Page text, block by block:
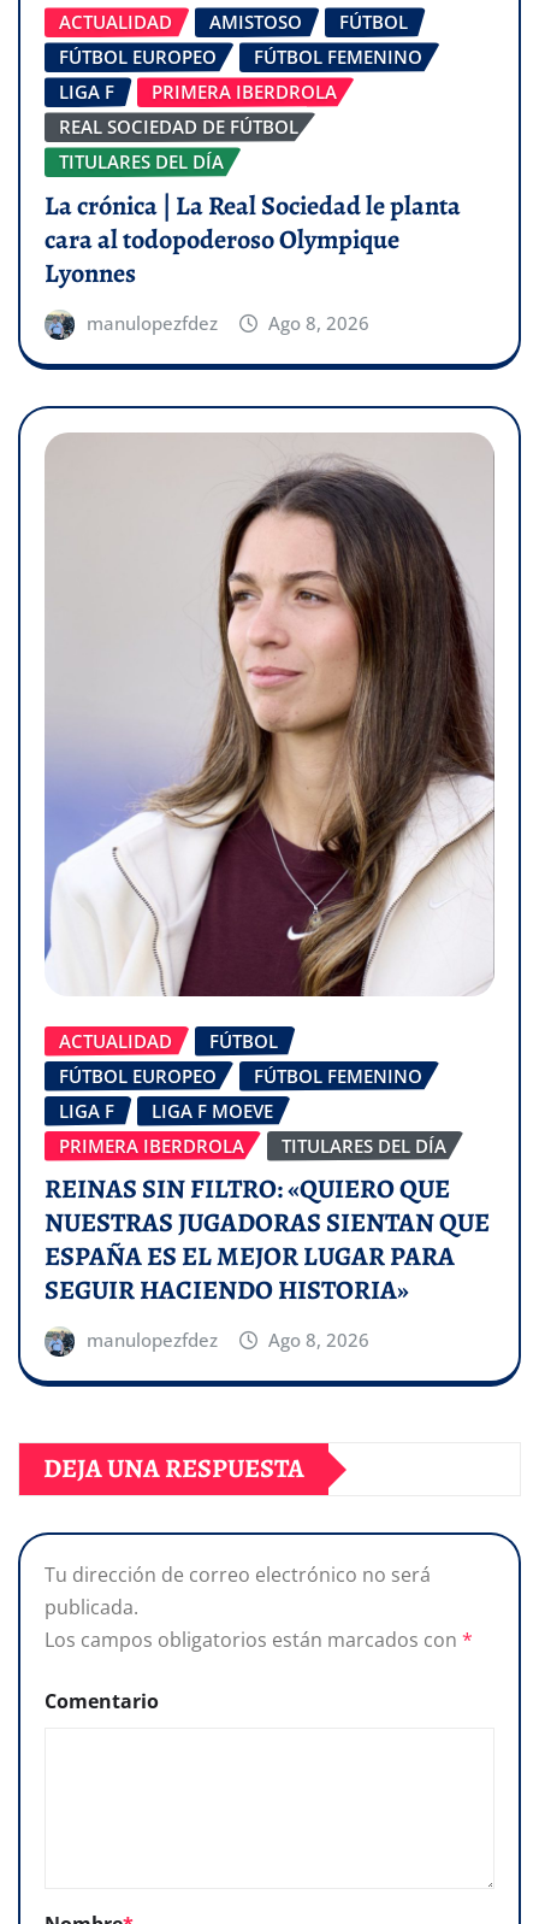
ACTUALIDAD AMISTOSO
FÚTBOL
FÚTBOL EUROPEO
FÚTBOL FEMENINO
LIGA F
PRIMERA IBERDROLA
REAL SOCIEDAD DE FÚTBOL
TITULARES DEL DÍA
La crónica | La Real Sociedad le planta
cara al todopoderoso Olympique
Lyonnes
manulopezfdez Ago 8, 2026
ACTUALIDAD
FÚTBOL
FÚTBOL EUROPEO
FÚTBOL FEMENINO
LIGA F
LIGA F MOEVE
PRIMERA IBERDROLA
TITULARES DEL DÍA
REINAS SIN FILTRO: «QUIERO QUE
NUESTRAS JUGADORAS SIENTAN QUE
ESPAÑA ES EL MEJOR LUGAR PARA
SEGUIR HACIENDO HISTORIA»
manulopezfdez Ago 8, 2026
DEJA UNA RESPUESTA
Tu dirección de correo electrónico no será
publicada.
Los campos obligatorios están marcados con *
Comentario